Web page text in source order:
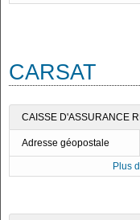
CARSAT
CAISSE D'ASSURANCE
Adresse géopostale
Plus